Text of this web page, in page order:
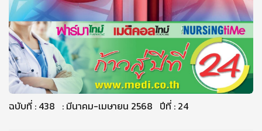
ฉบับที่ : 438 : มีนาคม-เมษายน 2568 ปีที่ : 24